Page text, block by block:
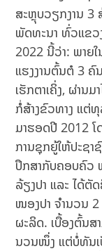
ສະຫຼຸບວຽກງານ 3
ພັດທະນາ ທົ່ວແຂ
2022 ນີ້ວ່າ: ພາຍ
ແຮງງານຕົ້ນຕໍ 3 ຄົ
ເຮັກຕາເຄິ່ງ, ຜ່ານ
ກໍ່ສ້າງຂົວທາງ ແຕ່
ມາຮອດປີ 2012 ໂ
ການຊຸກຍູ້ໃຫ້ປະຊາ
ປຶກສາກັບຄອບຄົວ
ລ້ຽງປາ ແລະ ໄດ້ຕັ
ໜອງປາ ຈຳນວນ
ຜະລິດ. ເບື້ອງຕົ້ນສ
ນວນໜຶ່ງ ແຕ່ບໍ່ທັນເ